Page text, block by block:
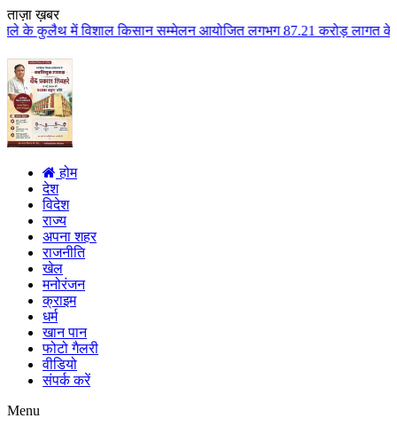
ताज़ा ख़बर
सम्मेलन आयोजित लगभग 87.21 करोड़ लागत के 41 विकास कार्यों का
होम
देश
विदेश
राज्य
अपना शहर
राजनीति
खेल
मनोरंजन
क्राइम
धर्म
खान पान
फोटो गैलरी
वीडियो
संपर्क करें
Menu